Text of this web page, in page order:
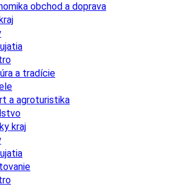
obchod a doprava
a tradície
a agroturistika
kraj